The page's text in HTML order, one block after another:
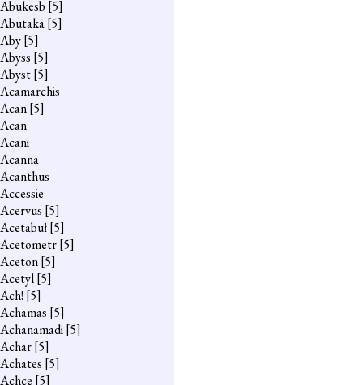
Abukesb [5]
Abutaka[5]
Aby[5]
Abyss [5]
Abyst[5]
Acamarchis
Acan[5]
Acan
Acani
Acanna
Acanthus
Accessie
Acervus [5]
Acetabuł[5]
Acetometr[5]
Aceton[5]
Acetyl[5]
Ach! [5]
Achamas [5]
Achanamadi[5]
Achar[5]
Achates [5]
Achce [5]